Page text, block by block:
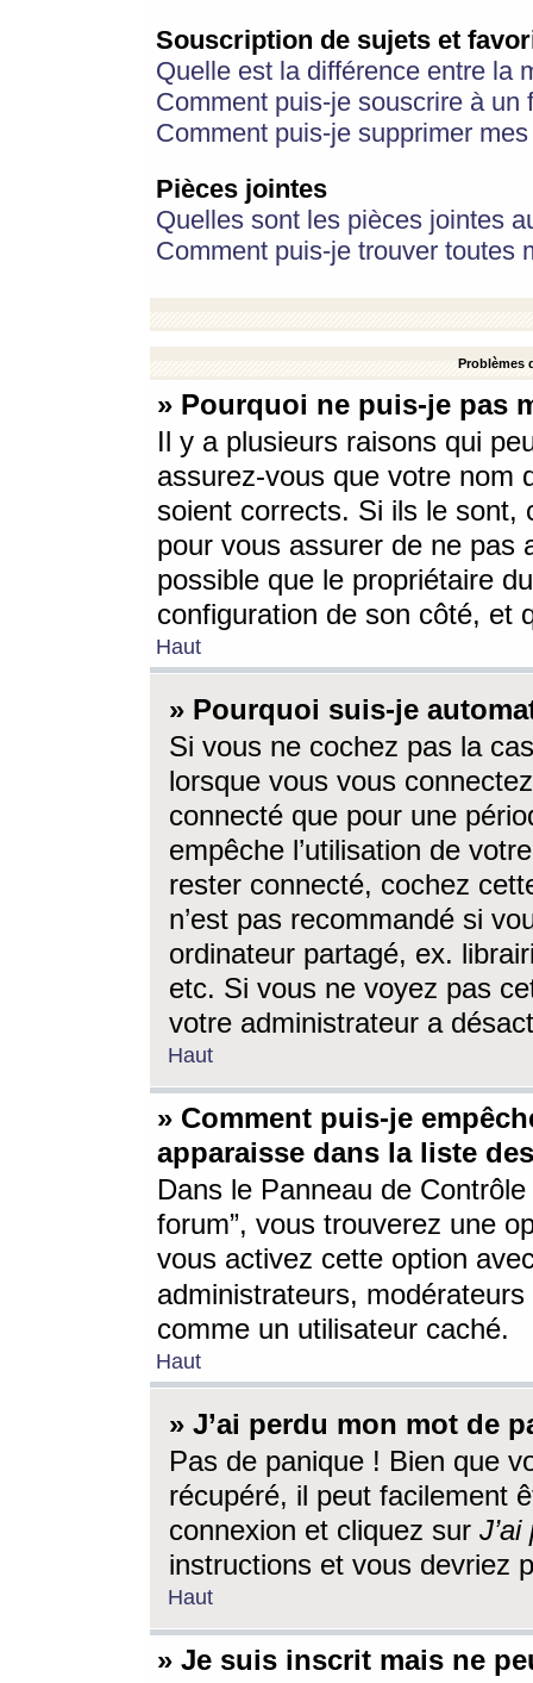
Souscription de sujets et
Quelle est la différence entre la
Comment puis-je souscrire à
Comment puis-je supprimer
Pièces jointes
Quelles sont les pièces jointes
Comment puis-je trouver toutes
Problèmes
» Pourquoi ne puis-je pas
Il y a plusieurs raisons qui
assurez-vous que votre nom
soient corrects. Si ils le sont,
pour vous assurer de ne pas
possible que le propriétaire
configuration de son côté, et
Haut
» Pourquoi suis-je
Si vous ne cochez pas la
lorsque vous vous
connecté que pour une
empêche l’utilisation de
rester connecté, cochez
n’est pas recommandé si
ordinateur partagé, ex.
etc. Si vous ne voyez pas
votre administrateur a
Haut
» Comment puis-je
apparaisse dans la liste
Dans le Panneau de
forum”, vous trouverez une
vous activez cette option
administrateurs,
comme un utilisateur caché.
Haut
» J’ai perdu mon mot de
Pas de panique ! Bien que
récupéré, il peut facilement
connexion et cliquez sur
instructions et vous devriez
Haut
» Je suis inscrit mais ne